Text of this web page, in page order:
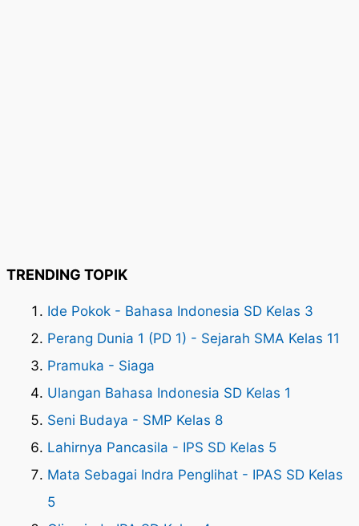
TRENDING TOPIK
Ide Pokok - Bahasa Indonesia SD Kelas 3
Perang Dunia 1 (PD 1) - Sejarah SMA Kelas 11
Pramuka - Siaga
Ulangan Bahasa Indonesia SD Kelas 1
Seni Budaya - SMP Kelas 8
Lahirnya Pancasila - IPS SD Kelas 5
Mata Sebagai Indra Penglihat - IPAS SD Kelas
5